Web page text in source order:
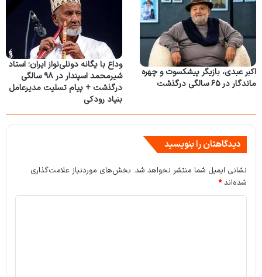
اکبر عبدی، بازیگر پیشکسوت و چهره
ماندگار در ۶۵ سالگی درگذشت
وداع با یگانه دونلی‌نواز ایران؛ استاد
شیرمحمد اسپندار در ۹۸ سالگی
درگذشت + پیام تسلیت مدیرعامل
بنیاد رودکی
دیدگاهتان را بنویسید
نشانی ایمیل شما منتشر نخواهد شد. بخش‌های موردنیاز علامت‌گذاری
شده‌اند*